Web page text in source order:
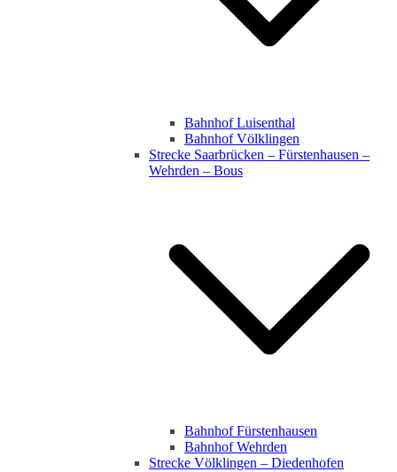
Bahnhof Luisenthal
Bahnhof Völklingen
Strecke Saarbrücken – Fürstenhausen –
Wehrden – Bous
Bahnhof Fürstenhausen
Bahnhof Wehrden
Strecke Völklingen – Diedenhofen